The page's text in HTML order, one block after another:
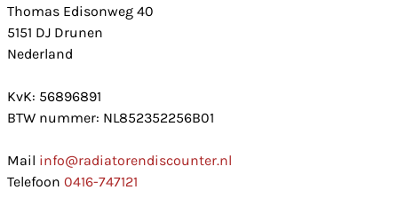
Thomas Edisonweg 40
5151 DJ Drunen
Nederland
KvK: 56896891
BTW nummer: NL852352256B01
Mail info@radiatorendiscounter.nl
Telefoon 0416-747121